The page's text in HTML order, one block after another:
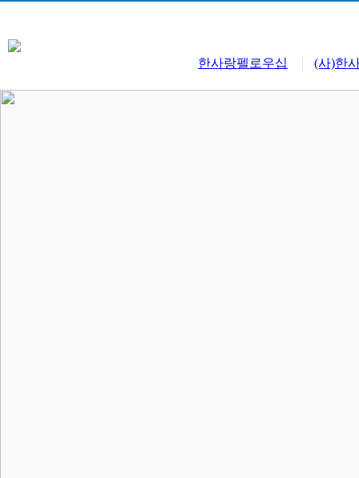
한사랑펠로우십 | (사)한